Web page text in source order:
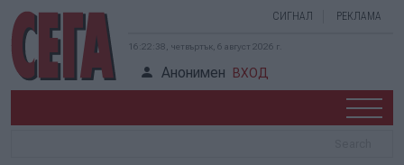
СИГНАЛ РЕКЛАМА
16:22:38, четвъртък, 6 август 2026 г.
Анонимен ВХОД